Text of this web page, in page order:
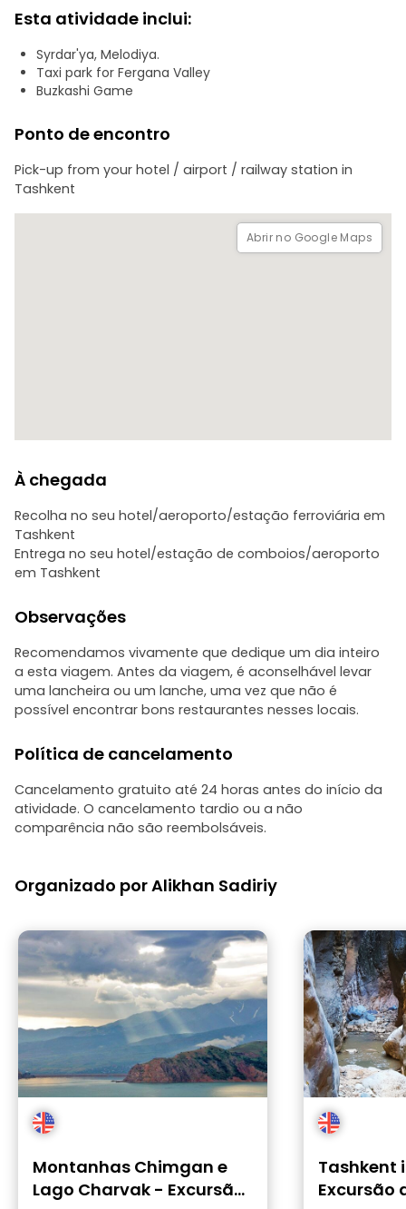
ferroviária e viagem directa para a província de Syrdarya
ou para a região de Tashkent ou para uma das províncias
do vale de Ferghana.
- Jogo: O jogo começa a 9-10-11, depende das
organizações, por isso é importante dedicar um dia. O
á a estabelecer um diálogo com os adeptos locais, onde
- Regresso a Tashkent, entrega no seu hotel/estação de
comboios/aeroporto.
Nota: Também podemos organizar esta viagem a partir de
Esta atividade inclui:
Syrdar'ya, Melodiya.
Taxi park for Fergana Valley
Buzkashi Game
Ponto de encontro
Pick-up from your hotel / airport / railway station in
Tashkent
Abrir no Google Maps
À chegada
Recolha no seu hotel/aeroporto/estação ferroviária em
Tashkent
Entrega no seu hotel/estação de comboios/aeroporto
em Tashkent
Observações
Recomendamos vivamente que dedique um dia inteiro
a esta viagem. Antes da viagem, é aconselhável levar
uma lancheira ou um lanche, uma vez que não é
possível encontrar bons restaurantes nesses locais.
Política de cancelamento
Cancelamento gratuito até 24 horas antes do início da
atividade. O cancelamento tardio ou a não
comparência não são reembolsáveis.
Organizado por Alikhan Sadiriy
Montanhas Chimgan e
Lago Charvak - Excursão
Tashkent
Excursão